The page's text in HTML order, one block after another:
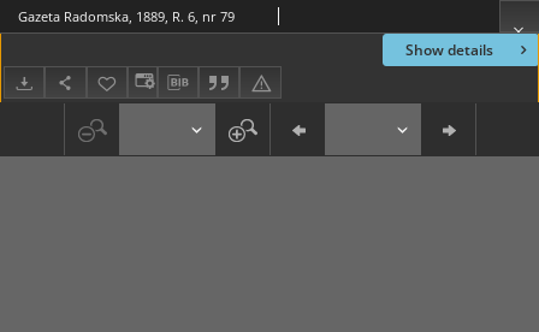
Show details
Gazeta Radomska, 1889, R. 6, nr 79